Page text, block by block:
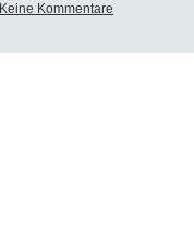
Keine Kommentare